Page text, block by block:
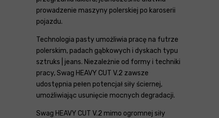
prowadzenie maszyny polerskiej po karoserii
pojazdu.
Technologia pasty umożliwia pracę na futrze
polerskim, padach gąbkowych i dyskach typu
sztruks | jeans. Niezależnie od formy i techniki
pracy, Swag HEAVY CUT V.2 zawsze
udostępnia pełen potencjał siły ściernej,
umożliwiając usunięcie mocnych degradacji.
Swag HEAVY CUT V.2 mimo ogromnej siły